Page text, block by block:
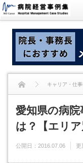
キャリア・仕
愛知県
愛知県の病
は？【エリア
公開日： 2016.07.06 更